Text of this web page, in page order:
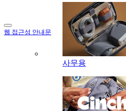
웹 접근성 안내문
사무용